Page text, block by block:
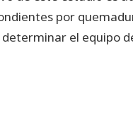
por
determinar el equipo